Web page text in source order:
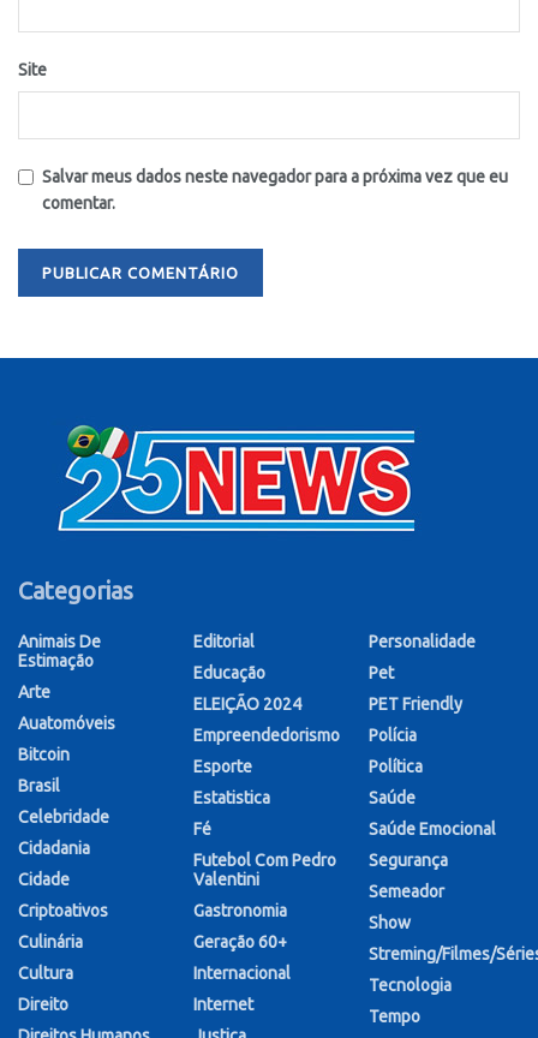
Site
Salvar meus dados neste navegador para a próxima vez que eu
comentar.
Categorias
Animais De
Estimação
Arte
Auatomóveis
Bitcoin
Brasil
Celebridade
Cidadania
Cidade
Criptoativos
Culinária
Cultura
Direito
Editorial
Educação
ELEIÇÃO 2024
Empreendedorismo
Esporte
Estatistica
Fé
Futebol Com Pedro
Valentini
Gastronomia
Geração 60+
Internacional
Internet
Personalidade
Pet
PET Friendly
Polícia
Política
Saúde
Saúde Emocional
Segurança
Semeador
Show
Streming/Filmes/
Tecnologia
Tempo